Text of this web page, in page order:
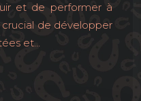
et de performer à
de développer
et…